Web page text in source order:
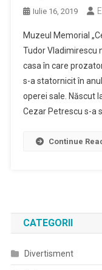
Iulie 16, 2019
Muzeul Memorial
Tudor Vladimirescu
casa în care
s-a statornicit în
operei sale. Născut
Cezar Petrescu s-a
Continue
CATEGORII
Divertisment